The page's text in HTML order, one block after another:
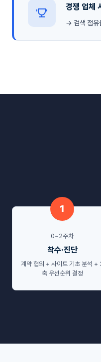
경쟁 업체
→ 검색 점유
1
0~2주차
착수·진단
계약 협의 + 사이트 기초 분석 +
축 우선순위 결정